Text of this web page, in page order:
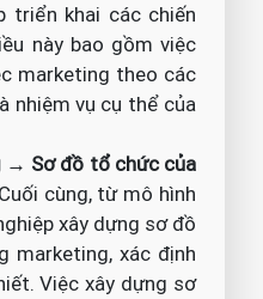
triển khai các chiến
này bao gồm việc
marketing theo các
nhiệm vụ cụ thể của
→ Sơ đồ tổ chức của
cùng, từ mô hình
xây dựng sơ đồ
marketing, xác định
Việc xây dựng sơ